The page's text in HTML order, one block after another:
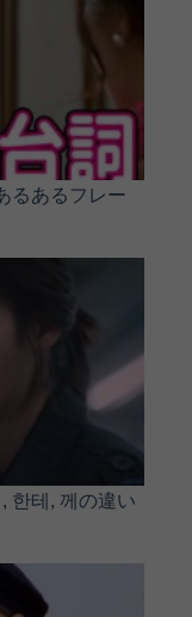
るあるフレー
한테, 께の違い